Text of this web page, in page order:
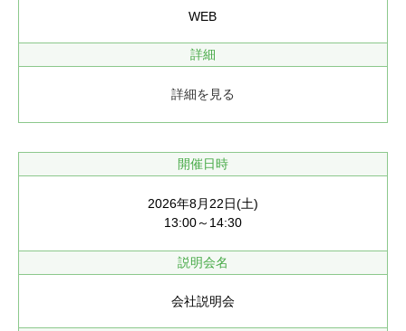
WEB
詳細
詳細を見る
開催日時
2026年8月22日(土)
13:00～14:30
説明会名
会社説明会